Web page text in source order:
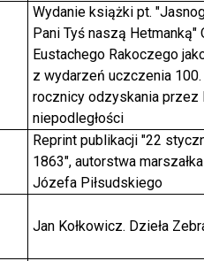
Wydanie książki pt.
Pani Tyś naszą Hetmanką"
Eustachego Rakoczego
z wydarzeń uczczenia 100.
rocznicy odzyskania przez
niepodległości
Reprint publikacji "22
1863", autorstwa marszałka
Józefa Piłsudskiego
Jan Kołkowicz. Dzieła